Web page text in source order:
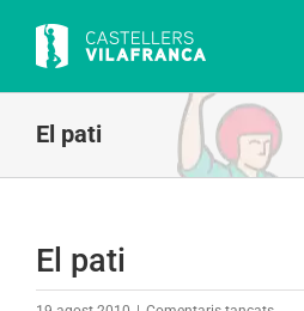
content
El pati
El pati